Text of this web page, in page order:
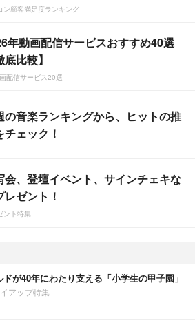
ン顧客満足度ランキング
年動画配信サービスおすすめ40選
底比較】
配信サービス20選
の音楽ランキングから、ヒットの推
チェック！
会、登壇イベント、サインチェキな
レゼント！
ント特集
が40年にわたり支える「小学生の甲子園」
アップ特集